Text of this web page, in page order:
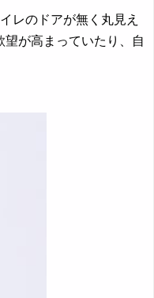
レのドアが無く丸見え
が高まっていたり、自